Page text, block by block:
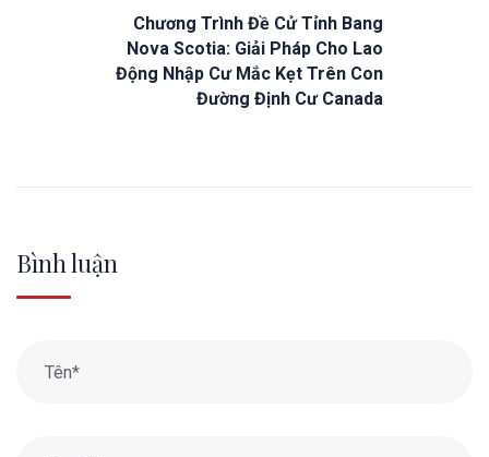
Chương Trình Đề Cử Tỉnh Bang
Nova Scotia: Giải Pháp Cho Lao
Động Nhập Cư Mắc Kẹt Trên Con
Đường Định Cư Canada
Bình luận